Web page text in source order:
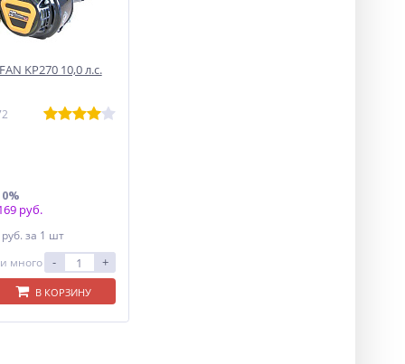
KP270 10,0 л.с.
руб.
руб. за 1 шт
много
- +
В КОРЗИНУ